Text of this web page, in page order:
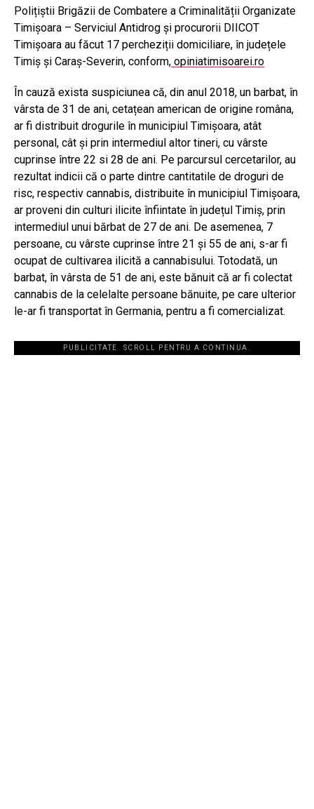
Polițiștii Brigăzii de Combatere a Criminalității Organizate
Timișoara – Serviciul Antidrog și procurorii DIICOT
Timișoara au făcut 17 percheziții domiciliare, în județele
Timiș și Caraș-Severin, conform, opiniatimisoarei.ro
În cauză exista suspiciunea că, din anul 2018, un barbat, în
vârsta de 31 de ani, cetațean american de origine româna,
ar fi distribuit drogurile în municipiul Timișoara, atât
personal, cât și prin intermediul altor tineri, cu vârste
cuprinse între 22 si 28 de ani. Pe parcursul cercetarilor, au
rezultat indicii că o parte dintre cantitatile de droguri de
risc, respectiv cannabis, distribuite în municipiul Timișoara,
ar proveni din culturi ilicite înfiintate în județul Timiș, prin
intermediul unui bărbat de 27 de ani. De asemenea, 7
persoane, cu vârste cuprinse între 21 și 55 de ani, s-ar fi
ocupat de cultivarea ilicită a cannabisului. Totodată, un
barbat, în vârsta de 51 de ani, este bănuit că ar fi colectat
cannabis de la celelalte persoane bănuite, pe care ulterior
le-ar fi transportat în Germania, pentru a fi comercializat.
PUBLICITATE. SCROLL PENTRU A CONTINUA.